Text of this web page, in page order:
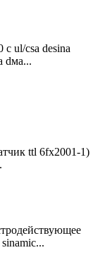
ul/csa desina
dма...
ttl 6fx2001-1)